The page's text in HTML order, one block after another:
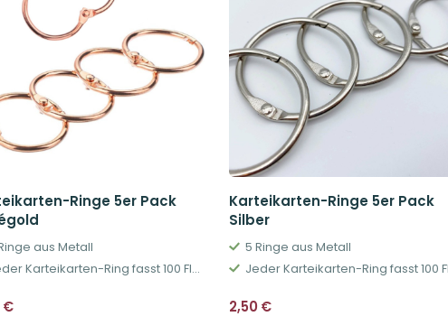
Ringe 5er Pack
aus Metall
Jeder Karteikarten-Ring fasst 100 Flashcards
€
Karteikarten-Ringe 5er Pack
Silber
5 Ringe aus Metall
2,50€